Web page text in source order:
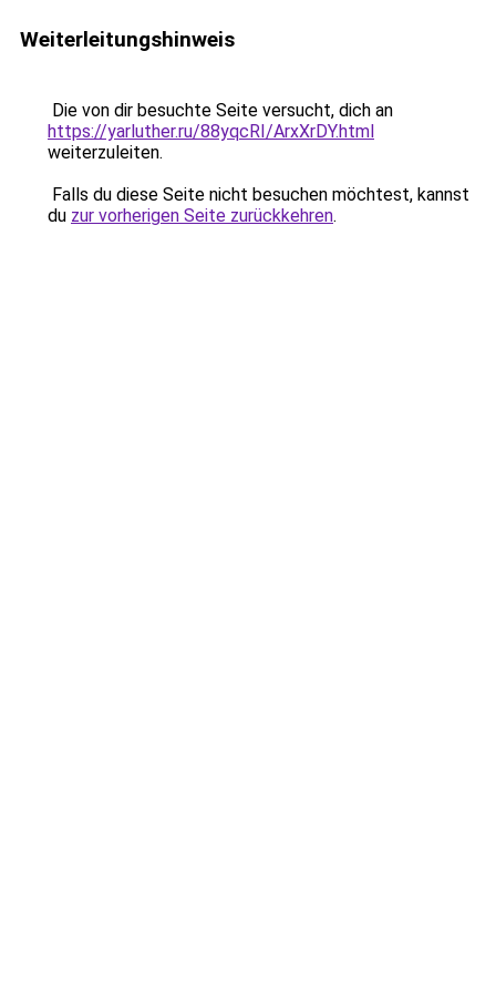
Weiterleitungshinweis
Die von dir besuchte Seite versucht, dich an
https://yarluther.ru/88yqcRI/ArxXrDY.html
weiterzuleiten.
Falls du diese Seite nicht besuchen möchtest, kannst
du zur vorherigen Seite zurückkehren.